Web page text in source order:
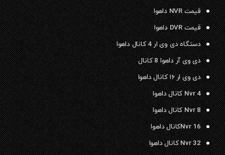
قیمت NVR داهوا
قیمت DVR داهوا
دستگاه دی وی ار 4 کانال داهوا
دی وی آر داهوا 8 کانال
دی وی ار ۱۶ کانال داهوا
Nvr 4 کانال داهوا
Nvr 8 کانال داهوا
Nvr 16کانال داهوا
Nvr 32 کانال داهوا